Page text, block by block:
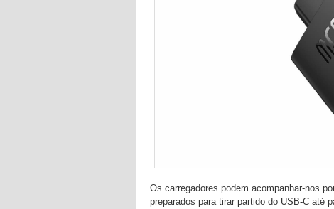
Os carregadores podem acompanhar-nos
preparados para tirar partido do USB-C até